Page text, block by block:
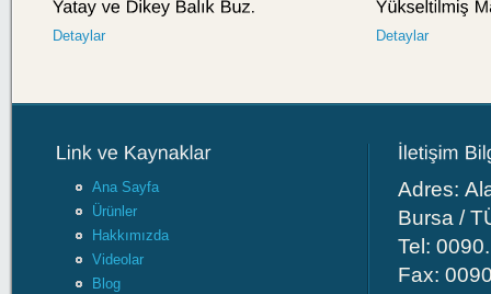
Detaylar Detaylar
Ana Sayfa
Ürünler
Hakkımızda
Videolar
Blog
Adres:
Bursa /
Tel:
Fax: